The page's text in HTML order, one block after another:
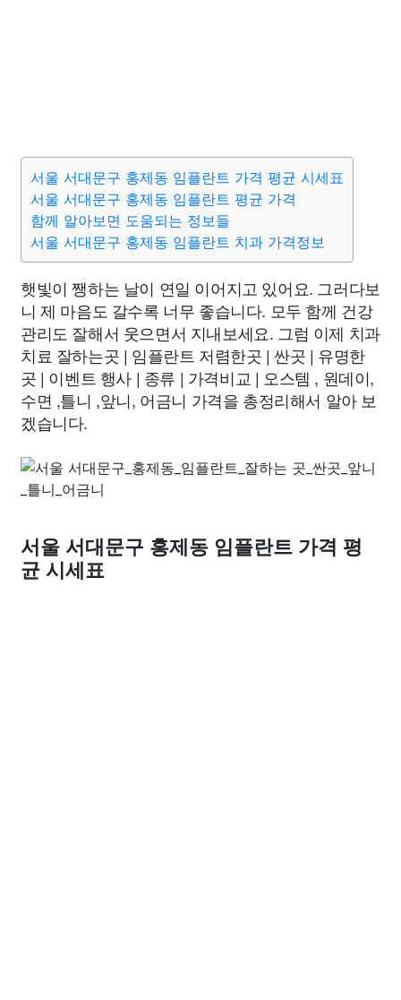
서울 서대문구 홍제동 임플란트 가격 평균 시세표
서울 서대문구 홍제동 임플란트 평균 가격
함께 알아보면 도움되는 정보들
서울 서대문구 홍제동 임플란트 치과 가격정보
햇빛이 쨍하는 날이 연일 이어지고 있어요. 그러다보
니 제 마음도 갈수록 너무 좋습니다. 모두 함께 건강
관리도 잘해서 웃으면서 지내보세요. 그럼 이제 치과
치료 잘하는곳 | 임플란트 저렴한곳 | 싼곳 | 유명한
곳 | 이벤트 행사 | 종류 | 가격비교 | 오스템 , 원데이,
수면 ,틀니 ,앞니, 어금니 가격을 총정리해서 알아 보
겠습니다.
서울 서대문구 홍제동 임플란트 가격 평
균 시세표